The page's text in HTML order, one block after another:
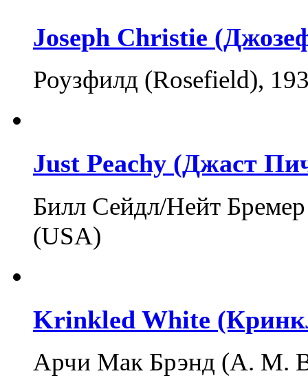
Joseph Christie
Роузфилд (Rosefield),
Just Peachy (Джаст
Билл Сейдл/Нейт
(USA)
Krinkled White
Арчи Мак Брэнд (A. M.